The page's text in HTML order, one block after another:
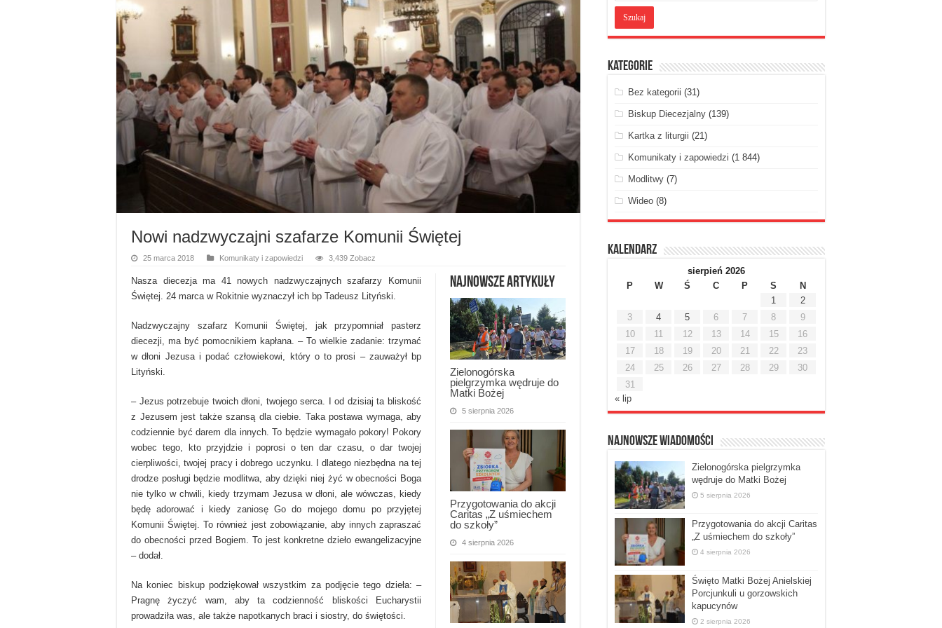
Nowi nadzwyczajni szafarze Komunii Świętej
25 marca 2018 Komunikaty i zapowiedzi 3,439 Zobacz
Najnowsze artykuły
Zielonogórska
pielgrzymka wędruje do
Matki Bożej
5 sierpnia 2026
Przygotowania do akcji
Caritas „Z uśmiechem
do szkoły”
4 sierpnia 2026
Nasza diecezja ma 41 nowych nadzwyczajnych szafarzy Komunii
Świętej. 24 marca w Rokitnie wyznaczył ich bp Tadeusz Lityński​.
Nadzwyczajny szafarz Komunii Świętej, jak przypomniał pasterz
diecezji, ma być pomocnikiem kapłana. – To wielkie zadanie: trzymać
w dłoni Jezusa i podać człowiekowi, który o to prosi – zauważył bp
Lityński.
– Jezus potrzebuje twoich dłoni, twojego serca. I od dzisiaj ta bliskość
z Jezusem jest także szansą dla ciebie. Taka postawa wymaga, aby
codziennie być darem dla innych. To będzie wymagało pokory! Pokory
wobec tego, kto przyjdzie i poprosi o ten dar czasu, o dar twojej
cierpliwości, twojej pracy i dobrego uczynku. I dlatego niezbędna na tej
drodze posługi będzie modlitwa, aby dzięki niej żyć w obecności Boga
nie tylko w chwili, kiedy trzymam Jezusa w dłoni, ale wówczas, kiedy
będę adorować i kiedy zaniosę Go do mojego domu po przyjętej
Komunii Świętej. To również jest zobowiązanie, aby innych zapraszać
do obecności przed Bogiem. To jest konkretne dzieło ewangelizacyjne
– dodał.
Na koniec biskup podziękował wszystkim za podjęcie tego dzieła: –
Pragnę życzyć wam, aby ta codzienność bliskości Eucharystii
prowadziła was, ale także napotkanych braci i siostry, do świętości.
Kategorie
Bez kategorii (31)
Biskup Diecezjalny(139)
Kartka z liturgii (21)
Komunikaty i zapowiedzi (1 844)
Modlitwy(7)
Wideo(8)
Kalendarz
sierpień 2026
P
W Ś C P S
N
1
2
3
4 5 6 7 8
9
10
11 12 13 14 15
16
17
18 19 20 21 22
23
24
25 26 27 28 29
30
31
« lip
Najnowsze Wiadomości
Zielonogórska pielgrzymka
wędruje do Matki Bożej
5 sierpnia 2026
Przygotowania do akcji Caritas
„Z uśmiechem do szkoły”
4 sierpnia 2026
Święto Matki Bożej Anielskiej
Porcjunkuli u gorzowskich
kapucynów
2 sierpnia 2026